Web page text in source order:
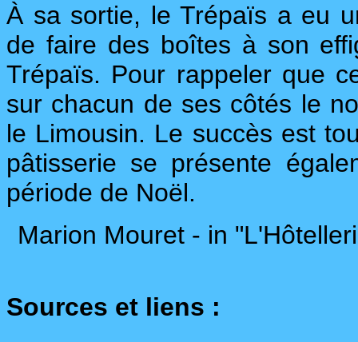
À sa sortie, le Trépaïs a eu
de faire des boîtes à son
Trépaïs. Pour rappeler que
sur chacun de ses côtés le
le Limousin. Le succès est
pâtisserie se présente
période de Noël.
Marion Mouret - in
Sources et liens :